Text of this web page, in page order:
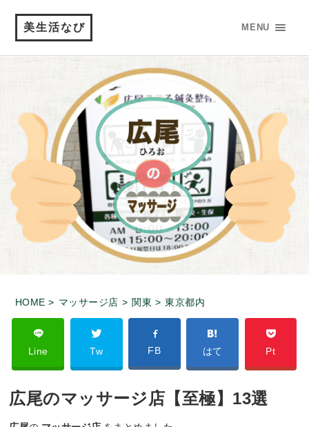
美生活なび MENU
HOME > マッサージ店 > 関東 > 東京都内
Line Tw FB はて Pt
広尾のマッサージ店【至極】13選